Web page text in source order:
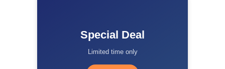
Special Deal
Limited time only